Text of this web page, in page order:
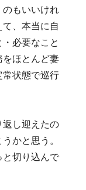
のもいいけれ
、本当に自
必要なこと
をほとんど妻
状態で巡行
返し迎えたの
かと思う。
と切り込んで